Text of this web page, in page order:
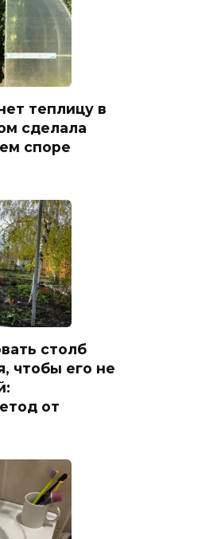
теплицу в
сделала
споре
столб
чтобы его не
от